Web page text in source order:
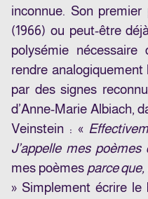
inconnue. Son premier
(1966) ou peut-être
polysémie
rendre
par des signes
d’Anne-Marie Albiach,
Veinstein : «
J’appelle mes
mes poèmes parce que,
» Simplement écrire